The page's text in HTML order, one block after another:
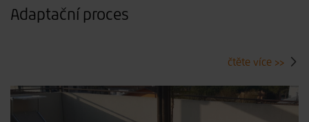
Adaptační proces
čtěte více >>